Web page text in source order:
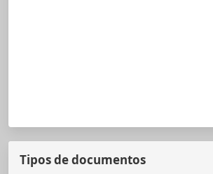
Tipos de documentos